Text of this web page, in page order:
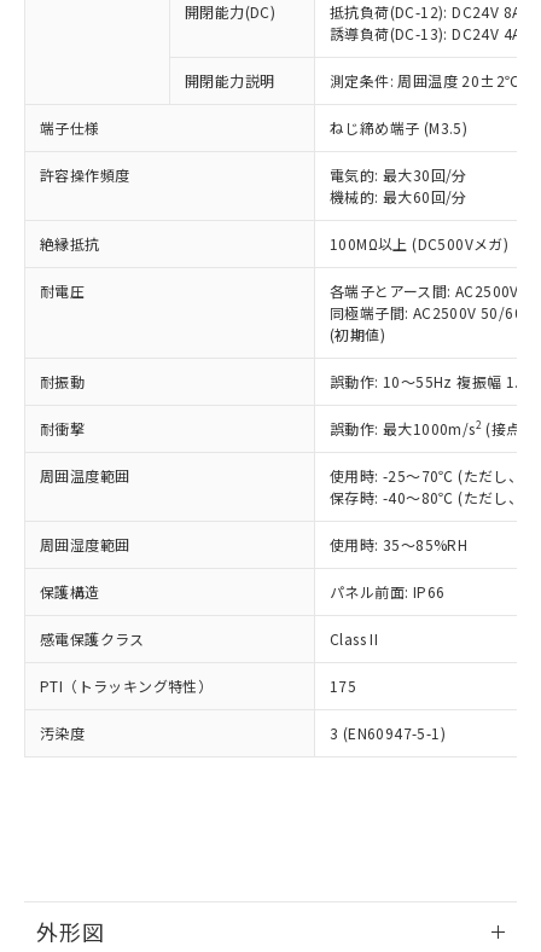
開閉能力(DC)
抵抗負荷(DC-12): DC24V 8A/
誘導負荷(DC-13): DC24V 4A/
開閉能力説明 測定条件: 周囲温度 20±2℃、
端子仕様 ねじ締め端子 (M3.5)
許容操作頻度
電気的: 最大30回/分
機械的: 最大60回/分
絶縁抵抗 100MΩ以上 (DC500Vメガ)
耐電圧
各端子とアース間: AC2500V
同極端子間: AC2500V 50/
(初期値)
耐振動 誤動作: 10～55Hz 複振幅
耐衝撃 誤動作: 最大1000m/s2 (接点
周囲温度範囲
使用時: -25～70℃ (ただし、氷
保存時: -40～80℃ (ただし、氷
周囲湿度範囲 使用時: 35～85%RH
保護構造 パネル前面: IP66
感電保護クラス Class II
PTI（トラッキング特性） 175
汚染度 3 (EN60947-5-1)
外形図
以下の条件をお読みいただき、同意のうえ
ご利用ください。
本サービスは、当社制御機器事業取扱
商品の当社在庫状況および標準価格
(税抜)を提供させていただくもので
当社制御機器事業取扱商品の中には、
本サービスの対象外となる商品もある
ことをご了承ください。
在庫状況および標準価格照会結果は、
記載している更新日時点での社内デー
タに基づき作成されるものであり、閲
覧された時点での実際の在庫および標
準価格とは異なる場合があることをご
正式な納期状況および標準価格はお客
様のお取引先、またはお客様担当のオ
ムロン制御機器販売店・当社販売員に
オムロン制御機器販売店や当社販売拠
販売ネットワーク
」をご確認
在庫状況および標準価格結果を当社の
事前の承諾なく第三者に漏洩または開
示しないようお願いします。
マイパーツ機能（部品リスト作成サー
ビス）をご利用いただくには、I-Web
品・サービスに関するお客様との取
対応予定なし：EU RoHS指令（10物質）の
非含有に非対応の商品で、対応品を出す予
調査・確認中：EU RoHS指令（10物質）の
非含有の対応状況を調査中または確認中の
商品です。
非該当品：ライセンス料など無形物で、有
害物質有無と関係のない商品です。
仕入先様の事情により、非含有部品として
いたものが、含有品と判明した場合などや
むを得ず変更することがあります。
鉛(Pb) 1000ppm以下、 水銀(Hg) 1000ppm以下、 カド
六価クロム(Cr(Ⅵ)) 1000ppm以下、ポリ臭化ビフェニル
類(PBB) 1000ppm以下、ポリ臭化ジフェニルエーテル類
ルベンジル（BBP） 1000ppm以下、フタル酸ジブチル
（DBP） 1000ppm以下、フタル酸ジイソブチル
但し、RoHS指令で産業用監視および制御機器に対する
適用除外項目は除く。
フタル酸エステル類の４物質については閾値を超える意
図的な使用がないことを確認しています。
部品在庫の切り替え状況などにより、予定
月が前後することがあります。
「○」：最大均質材料含有率が中国RoHSの
基準値以下であることを示します。
「×」：最大均質材料含有率が中国RoHSの
基準値を超えていることを示します。
「－」：未確認です。当社販売部門へお問
*中国RoHS10物質の基準値 (GB/T26572)：
Pb(鉛) :1000ppm、 Hg(水銀) : 1000ppm、 Cd(カドミウ
Cr(Ⅵ)(六価クロム) : 1000ppm、 PBBs(ポリ臭化ビフェ
ニル類) : 1000ppm、 PBDEs(ポリ臭化ジフェニルエーテ
ル類) : 1000ppm、
DBP(フタル酸ジブチル) : 1000ppm、 DIBP(フタル酸ジ
イソブチル) : 1000ppm、 BBP(フタル酸ブチルベンジ
DEHP(フタル酸ビス(2-エチルヘキシル)) : 1000ppm
「ｅ」：有害物質（10物質）のすべてが基
準値以下であることを示します。
「10」：通常の使用状況下において有害物
質が外部に漏えいし、環境に深刻な影響を
及ぼさない年数を意味します。
当社は、これら貴社製品のうち、外国
為替および外国貿易法に定める商品
（以下｢規制貨物等」という）を輸出
または国外への提供する場合は、日本
国政府の輸出許可(または役務取引許
可)を取得するなどの必要な手続きを
当社は規制貨物を破棄する場合は、完
全に破砕するなど、違法に輸出されな
いよう必要な手段を講じます。
当社は貴社製品を、核兵器、ミサイ
ル、化学兵器、生物兵器またはその他
武器並びにこれらの製造装置等に一切
当社は、貴社製品を第三者に販売する
場合は、上記1、2および3の内容を当
該第三者に通知します。また当社は、
販売先および販売に係わる関係者が違
法に輸出するおそれがある場合は、取
り引きをいたしません。
一定数以上の在庫あり
一定数には満たないが在庫あり
在庫なし(最新の在庫状況につ
いては、お客様のお取引先、ま
たはお客様担当のオムロン制御
機器販売店・当社販売員にご確
受注生産機種、また在庫状況の
情報を公開していない機種